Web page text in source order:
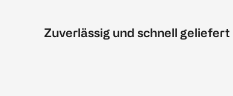
Zuverlässig und schnell geliefert